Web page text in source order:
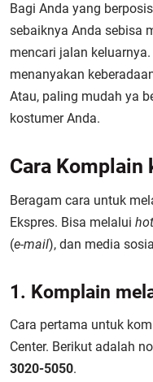
Bagi Anda yang
sebaiknya Anda sebisa
mencari jalan
menanyakan
Atau, paling mudah ya
kostumer Anda.
Cara Komplain
Beragam cara untuk
Ekspres. Bisa melalui
(e-mail), dan media
1. Komplain
Cara pertama untuk
Center. Berikut adalah
3020-5050.